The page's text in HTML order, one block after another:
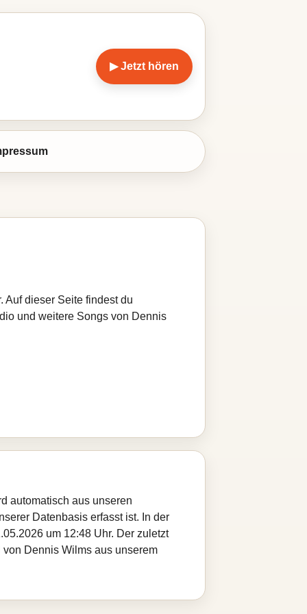
▶ Jetzt hören
Auf dieser Seite findest du
und weitere Songs von Dennis
automatisch aus unseren
Datenbasis erfasst ist. In der
um 12:48 Uhr. Der zuletzt
Dennis Wilms aus unserem